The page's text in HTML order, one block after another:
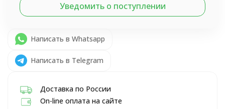
Уведомить о поступлении
Написать в Whatsapp
Написать в Telegram
Доставка по России
On-line оплата на сайте